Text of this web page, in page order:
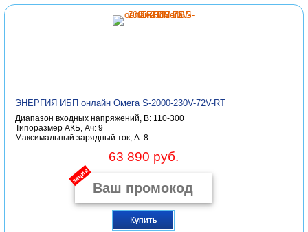
ЭНЕРГИЯ ИБП онлайн Омега S-2000-230V-72V-RT
Диапазон входных напряжений, В: 110-300
Типоразмер АКБ, Ач: 9
Максимальный зарядный ток, А: 8
63 890 руб.
акция
Купить